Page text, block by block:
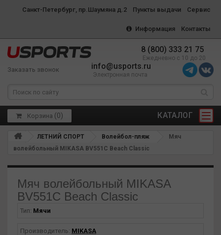
Санкт-Петербург, пр.Шаумяна д.2 Пункты выдачи Сервис
Информация Контакты
8 (800) 333 21 75
Ежедневно с 10 до 20
Заказать звонок info@usports.ru
Электронная почта
КАТАЛОГ
Корзина (0)
ЛЕТНИЙ СПОРТ Волейбол-пляж
Мяч
волейбольный MIKASA BV551C Beach Classic
Мяч волейбольный MIKASA
BV551C Beach Classic
Тип: Мячи
Производитель: MIKASA